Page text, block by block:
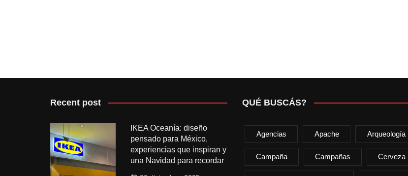
Recent post
IKEA Oceanía: diseño
pensado para México,
experiencias que inspiran y
una Navidad para recordar
QUÉ BUSCÁS?
Agencias Apache Arqueología
Campaña Campañas Cerveza